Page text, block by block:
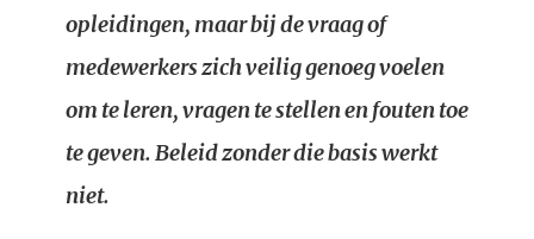
opleidingen, maar bij de vraag of
medewerkers zich veilig genoeg voelen
om te leren, vragen te stellen en fouten toe
te geven. Beleid zonder die basis werkt
niet.